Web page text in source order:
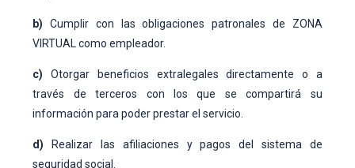
b) Cumplir con las obligaciones patronales de ZONA
VIRTUAL como empleador.
c) Otorgar beneficios extralegales directamente o a
través de terceros con los que se compartirá su
información para poder prestar el servicio.
d) Realizar las afiliaciones y pagos del sistema de
seguridad social.